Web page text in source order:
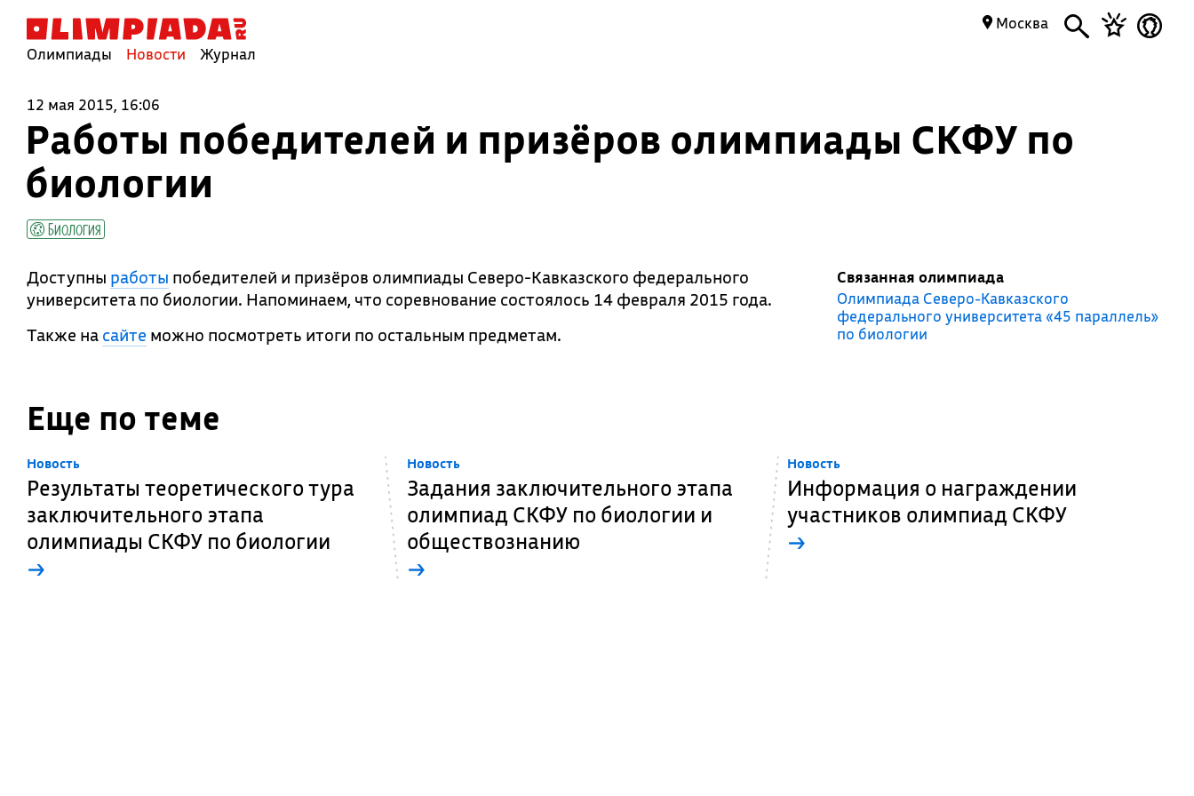
Олимпиады Новости Журнал
Москва
12 мая 2015, 16:06
Работы победителей и призёров олимпиады СКФУ по
биологии
Биология
Доступны работы победителей и призёров олимпиады Северо-Кавказского федерального
университета по биологии. Напоминаем, что соревнование состоялось 14 февраля 2015 года.
Также на сайте можно посмотреть итоги по остальным предметам.
Связанная олимпиада
Олимпиада Северо-Кавказского
федерального университета «45 параллель»
по биологии
Еще по теме
Новость
Результаты теоретического тура
заключительного этапа
олимпиады СКФУ по биологии
→
Новость
Задания заключительного этапа
олимпиад СКФУ по биологии и
обществознанию
→
Новость
Информация о награждении
участников олимпиад СКФУ
→